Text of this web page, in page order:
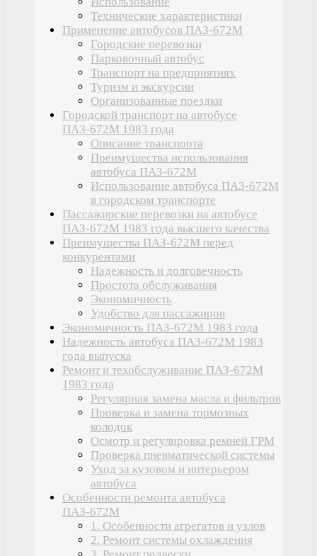
Технические характеристики
Применение автобусов ПАЗ-672М
Городские перевозки
Парковочный автобус
Транспорт на предприятиях
Туризм и экскурсии
Организованные поездки
Городской транспорт на автобусе
ПАЗ-672М 1983 года
Описание транспорта
Преимущества использования
автобуса ПАЗ-672М
Использование автобуса ПАЗ-672М
в городском транспорте
Пассажирские перевозки на автобусе
ПАЗ-672М 1983 года высшего качества
Преимущества ПАЗ-672М перед
конкурентами
Надежность и долговечность
Простота обслуживания
Экономичность
Удобство для пассажиров
Экономичность ПАЗ-672М 1983 года
Надежность автобуса ПАЗ-672М 1983
года выпуска
Ремонт и техобслуживание ПАЗ-672М
1983 года
Регулярная замена масла и фильтров
Проверка и замена тормозных
колодок
Осмотр и регулировка ремней ГРМ
Проверка пневматической системы
Уход за кузовом и интерьером
автобуса
Особенности ремонта автобуса
ПАЗ-672М
1. Особенности агрегатов и узлов
2. Ремонт системы охлаждения